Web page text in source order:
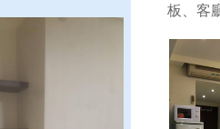
板、客